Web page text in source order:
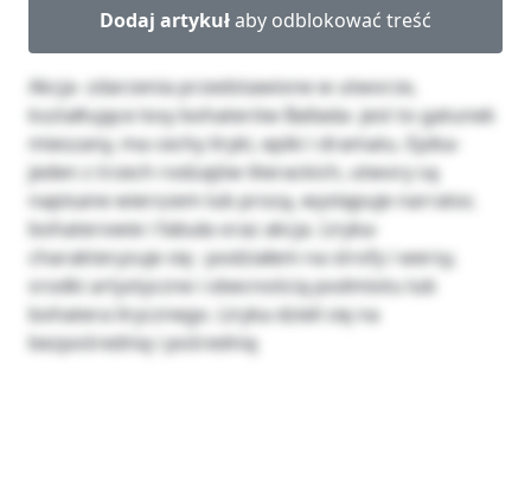
Dodaj artykułaby odblokować treść
Akcja- zdarzenia przedstawione w utworze,
kształtujące losy bohaterów Ballada- jest to gatunek
mieszany, ma cechy liryki, epiki i dramatu. Epika-
jeden z trzech rodzajów literackich, utwory są
napisane wierszem lub prozą, występuje narrator,
bohaterowie i fabuła oraz akcja. Liryka-
charakteryzuje się : podziałem na strofy i wersy,
srodki artystyczne i obecnością podmiotu lub
bohatera lirycznego. Liryka dzieli się na
bezpośrednią i pośrednią